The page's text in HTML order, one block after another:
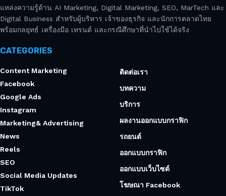
แหล่งความรู้ด้าน AI Marketing, Digital Marketing, SEO, MarTech และ
Digital Business สำหรับผู้บริหาร เจ้าของธุรกิจ และนักการตลาดไทย
พร้อมกลยุทธ์ เครื่องมือ เทรนด์ และกรณีศึกษาที่นำไปใช้ได้จริง
CATEGORIES
Content Marketing
Facebook
Google Ads
Instagram
Marketing& Advertising
News
Reels
SEO
Social Media Updates
TikTok
ติดต่อเรา
บทความ
บริการ
ผลงานออกแบบกราฟิก
รถยนต์
ออกแบบกราฟิก
ออกแบบเว็บไซต์
โฆษณา Facebook